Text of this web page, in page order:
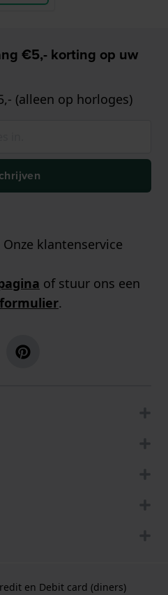
€5,- korting op uw
(alleen op horloges)
klantenservice
of stuur ons een
.